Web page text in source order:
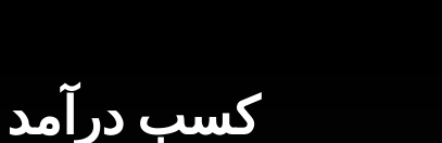
کسب درآمد